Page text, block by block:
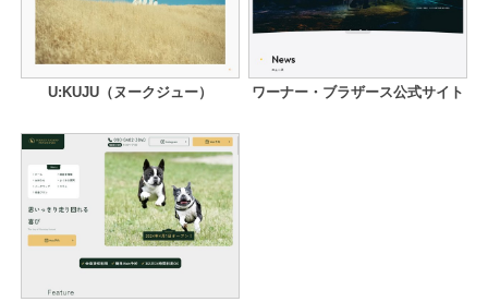
U:KUJU（ヌークジュー） ワーナー・ブラザース公式サイト